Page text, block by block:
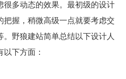
很多动态的效果。最初级的设计
把握，稍微高级一点就要考虑交
野狼建站简单总结以下设计人
下方面：